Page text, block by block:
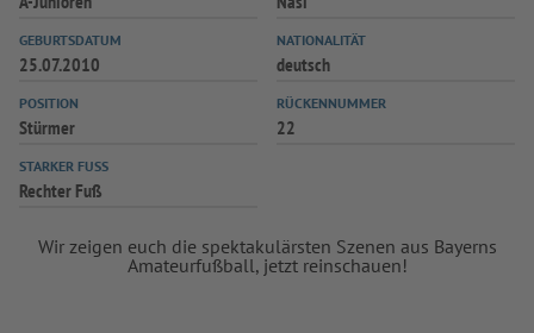
GEBURTSDATUM
25.07.2010
NATIONALITÄT
deutsch
POSITION
Stürmer
RÜCKENNUMMER
22
STARKER FUSS
Rechter Fuß
Wir zeigen euch die spektakulärsten Szenen aus Bayerns
Amateurfußball, jetzt reinschauen!